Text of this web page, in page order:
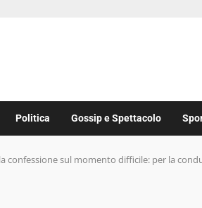
Politica Gossip e Spettacolo
confessione sul momento difficile: per la